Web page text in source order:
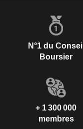
N°1 du Conseil
Boursier
+ 1 300 000
membres